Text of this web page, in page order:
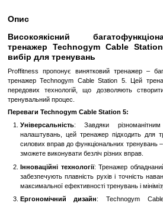
% Увійтидля відображення
До обраного
Опис
Високоякісний
тренажер Technogym
вибір для тренувань